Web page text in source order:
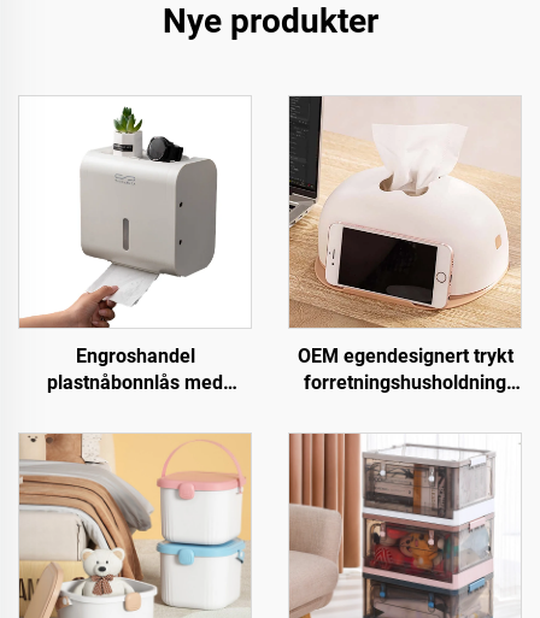
Nye produkter
Engroshandel
plastnåbonnlås med
installasjon,
badetoalettholder
OEM egendesignert trykt
forretningshusholdning
nappholder plastikk
med mobiltelefonholder i
storpart